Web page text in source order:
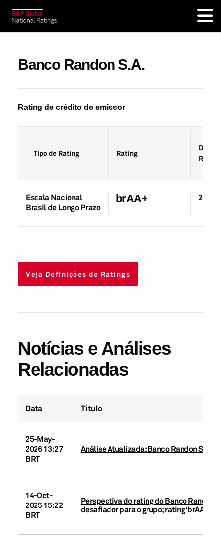
Banco Randon S.A.
Rating de crédito de emissor
Tipo de Rating Rating
Data
Rating
Escala Nacional
Brasil de Longo Prazo
brAA+ 28-
Veja Definições de Ratings
Notícias e Análises
Relacionadas
Data Título
25-May-
2026 13:27
BRT
Análise Atualizada: Banco Randon S.A.
14-Oct-
2025 15:22
BRT
Perspectiva do rating do Banco Randon
desafiador para o grupo; rating ‘brAA+’